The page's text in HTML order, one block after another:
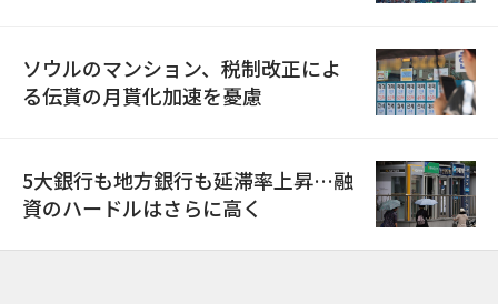
ソウルのマンション、税制改正によ
る伝貰の月貰化加速を憂慮
5大銀行も地方銀行も延滞率上昇…融
資のハードルはさらに高く